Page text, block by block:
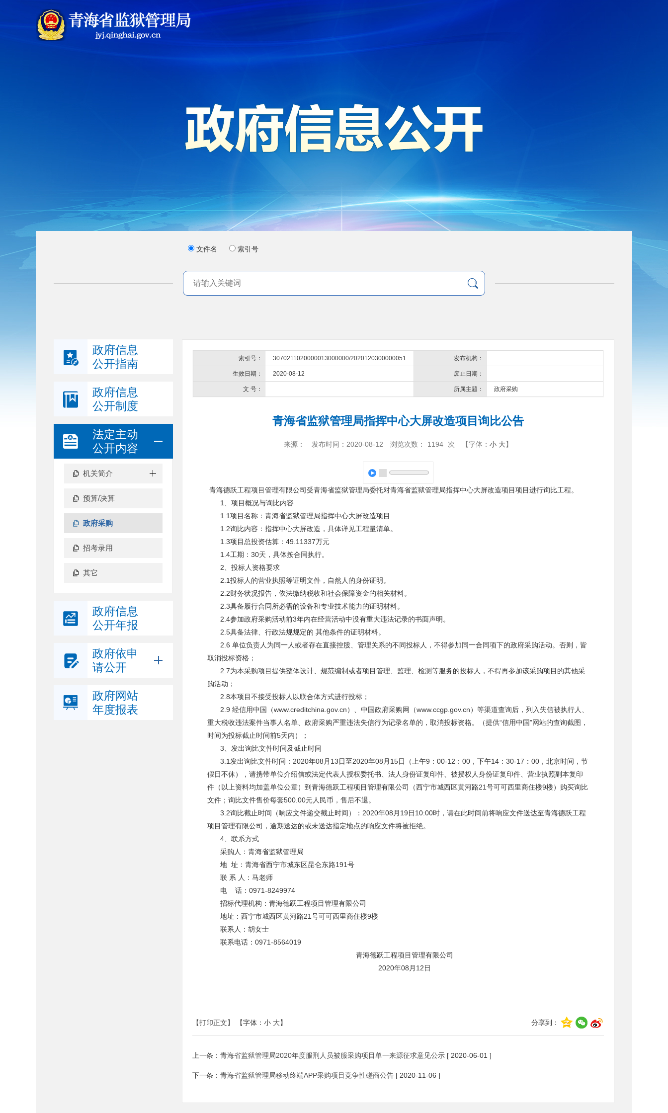
文件名 索引号
政府信息
公开指南
政府信息
公开制度
法定主动
公开内容
机关简介
预算/决算
政府采购
招考录用
其它
政府信息
公开年报
政府依申
请公开
政府网站
年度报表
索引号： 3070211020000013000000/2020120300000051 发布机构：
生效日期： 2020-08-12 废止日期：
文 号： 所属主题： 政府采购
青海省监狱管理局指挥中心大屏改造项目询比公告
来源： 发布时间：2020-08-12 浏览次数： 1194 次 【字体： 小 大】
青海德跃工程项目管理有限公司受青海省监狱管理局委托对青海省监狱管理局指挥中心大屏改造项目项目进行询比工程。
1、项目概况与询比内容
1.1项目名称：青海省监狱管理局指挥中心大屏改造项目
1.2询比内容：指挥中心大屏改造，具体详见工程量清单。
1.3项目总投资估算：49.11337万元
1.4工期：30天，具体按合同执行。
2、投标人资格要求
2.1投标人的营业执照等证明文件，自然人的身份证明。
2.2财务状况报告，依法缴纳税收和社会保障资金的相关材料。
2.3具备履行合同所必需的设备和专业技术能力的证明材料。
2.4参加政府采购活动前3年内在经营活动中没有重大违法记录的书面声明。
2.5具备法律、行政法规规定的 其他条件的证明材料。
2.6 单位负责人为同一人或者存在直接控股、管理关系的不同投标人，不得参加同一合同项下的政府采购活动。否则，皆
取消投标资格；
2.7为本采购项目提供整体设计、规范编制或者项目管理、监理、检测等服务的投标人，不得再参加该采购项目的其他采
购活动；
2.8本项目不接受投标人以联合体方式进行投标；
2.9 经信用中国（www.creditchina.gov.cn）、中国政府采购网（www.ccgp.gov.cn）等渠道查询后，列入失信被执行人、
重大税收违法案件当事人名单、政府采购严重违法失信行为记录名单的，取消投标资格。（提供“信用中国”网站的查询截图，
时间为投标截止时间前5天内）；
3、发出询比文件时间及截止时间
3.1发出询比文件时间：2020年08月13日至2020年08月15日（上午9：00-12：00，下午14：30-17：00，北京时间，节
假日不休），请携带单位介绍信或法定代表人授权委托书、法人身份证复印件、被授权人身份证复印件、营业执照副本复印
件（以上资料均加盖单位公章）到青海德跃工程项目管理有限公司（西宁市城西区黄河路21号可可西里商住楼9楼）购买询比
文件；询比文件售价每套500.00元人民币，售后不退。
3.2询比截止时间（响应文件递交截止时间）：2020年08月19日10:00时，请在此时间前将响应文件送达至青海德跃工程
项目管理有限公司，逾期送达的或未送达指定地点的响应文件将被拒绝。
4、联系方式
采购人：青海省监狱管理局
地 址：青海省西宁市城东区昆仑东路191号
联 系 人：马老师
电 话：0971-8249974
招标代理机构：青海德跃工程项目管理有限公司
地址：西宁市城西区黄河路21号可可西里商住楼9楼
联系人：胡女士
联系电话：0971-8564019
青海德跃工程项目管理有限公司
2020年08月12日
【打印正文】 分享到：
【字体： 小 大】
上一条： 青海省监狱管理局2020年度服刑人员被服采购项目单一来源征求意见公示 [ 2020-06-01 ]
下一条： 青海省监狱管理局移动终端APP采购项目竞争性磋商公告 [ 2020-11-06 ]